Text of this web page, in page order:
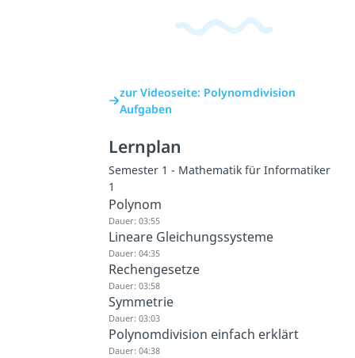
zur Videoseite: Polynomdivision
Aufgaben
Lernplan
Semester 1 - Mathematik für Informatiker
1
Polynom
Dauer: 03:55
Lineare Gleichungssysteme
Dauer: 04:35
Rechengesetze
Dauer: 03:58
Symmetrie
Dauer: 03:03
Polynomdivision einfach erklärt
Dauer: 04:38